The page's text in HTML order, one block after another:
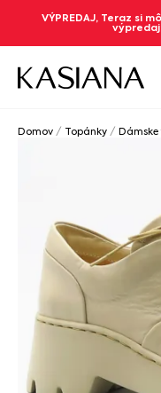
VÝPREDAJ, Teraz si
Domov / Topánky /